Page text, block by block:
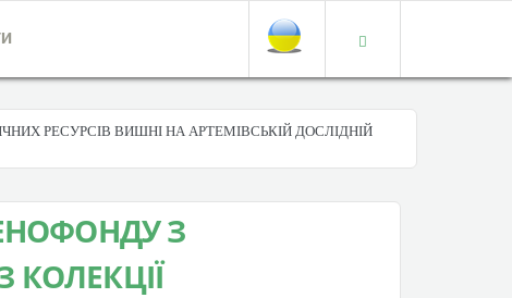
РЕСУРСІВ ВИШНІ НА АРТЕМІВСЬКІЙ ДОСЛІДНІЙ
З